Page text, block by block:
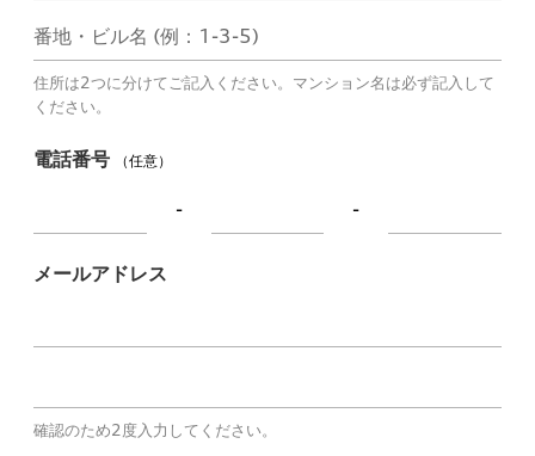
番地・ビル名 (例：1-3-5)
住所は2つに分けてご記入ください。マンション名は必ず記入して
ください。
電話番号 （任意）
- -
メールアドレス
確認のため2度入力してください。